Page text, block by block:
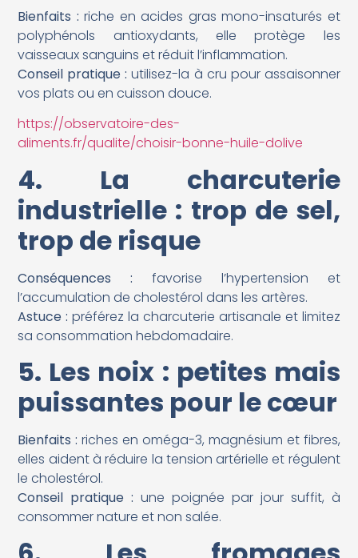
Bienfaits : riche en acides gras mono-insaturés et
polyphénols antioxydants, elle protège les
vaisseaux sanguins et réduit l’inflammation.
Conseil pratique : utilisez-la à cru pour assaisonner
vos plats ou en cuisson douce.
https://observatoire-des-
aliments.fr/qualite/choisir-bonne-huile-dolive
4. La charcuterie
industrielle : trop de sel,
trop de risque
Conséquences : favorise l’hypertension et
l’accumulation de cholestérol dans les artères.
Astuce : préférez la charcuterie artisanale et limitez
sa consommation hebdomadaire.
5. Les noix : petites mais
puissantes pour le cœur
Bienfaits : riches en oméga-3, magnésium et fibres,
elles aident à réduire la tension artérielle et régulent
le cholestérol.
Conseil pratique : une poignée par jour suffit, à
consommer nature et non salée.